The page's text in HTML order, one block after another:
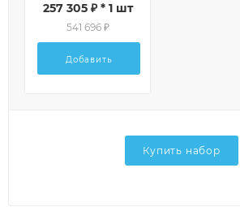
257 305 ₽ * 1 шт
541 696 ₽
Добавить
Купить набор